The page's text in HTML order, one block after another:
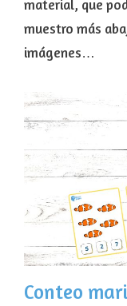
material, que
muestro más
imágenes…
Conteo